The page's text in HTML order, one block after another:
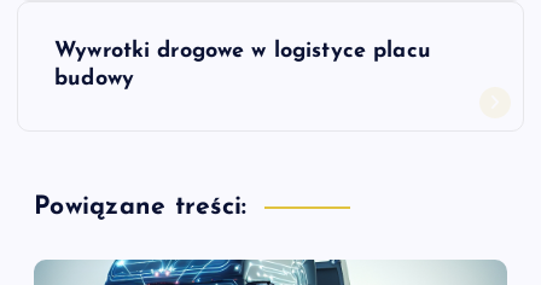
a
c
Wywrotki drogowe w logistyce placu
budowy
Powiązane treści: